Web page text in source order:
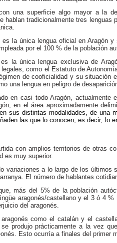
una superficie algo mayor a la
hablan tradicionalmente tres
es la única lengua oficial en Aragón
por el 100 % de la población
la única lengua exclusiva de
como el Estatuto de
de cooficialidad y su situación
una lengua en peligro de
en casi todo Aragón, actualmente
en el área aproximadamente
sus distintas modalidades, de una
las que lo conocen, es decir, lo
con amplios territorios de otras
es muy superior.
variaciones a lo largo de los últimos
El número de hablantes
más del 5% de la población
aragonés/castellano y el 3 ó 4
del aragonés.
como el catalán y el
produjo prácticamente a la vez
Esto ocurría a finales del